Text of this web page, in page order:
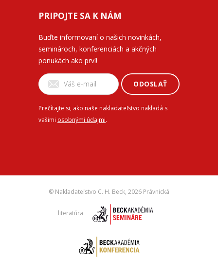
PRIPOJTE SA K NÁM
Buďte informovaní o našich novinkách,
seminároch, konferenciách a akčných
ponukách ako prví!
ODOSLAŤ
Prečítajte si, ako naše nakladateľstvo nakladá s
vašimi osobnými údajmi.
© Nakladateľstvo C. H. Beck, 2026 Právnická
literatúra